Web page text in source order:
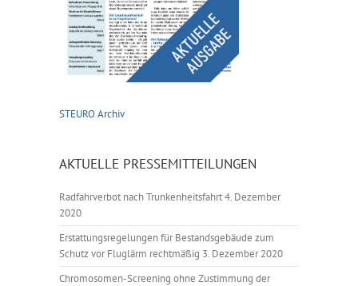
STEURO Archiv
AKTUELLE PRESSEMITTEILUNGEN
Radfahrverbot nach Trunkenheitsfahrt4. Dezember
2020
Erstattungsregelungen für Bestandsgebäude zum
Schutz vor Fluglärm rechtmäßig 3. Dezember 2020
Chromosomen-Screening ohne Zustimmung der